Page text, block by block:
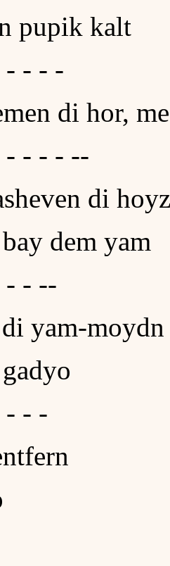
pupik kalt
- - -
di hor,
- - - --
di
dem yam
- --
yam-moydn
- -